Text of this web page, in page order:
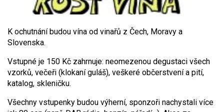
K ochutnání budou vína od vinařů z Čech, Moravy a
Slovenska.
Vstupné je 150 Kč zahrnuje: neomezenou degustaci všech
vzorků, večeři (klokaní guláš), veškeré občerstvení a pití,
katalog, skleničku.
Všechny vstupenky budou výherní, sponzoři nachystali více